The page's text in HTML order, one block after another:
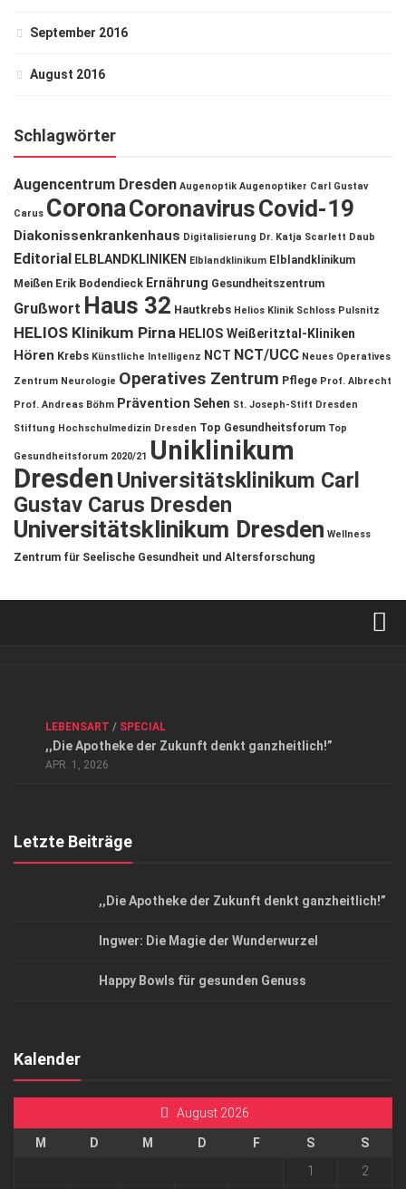
September 2016
August 2016
Schlagwörter
Augencentrum Dresden Augenoptik Augenoptiker Carl Gustav
Carus CoronaCoronavirusCovid-19
Diakonissenkrankenhaus Digitalisierung Dr. Katja Scarlett Daub
Editorial ELBLANDKLINIKEN Elblandklinikum Elblandklinikum
Meißen Erik Bodendieck Ernährung Gesundheitszentrum
Grußwort Haus 32 Hautkrebs Helios Klinik Schloss Pulsnitz
HELIOS Klinikum Pirna HELIOS Weißeritztal-Kliniken
Hören Krebs Künstliche Intelligenz NCT NCT/UCC Neues Operatives
Zentrum Neurologie Operatives Zentrum Pflege Prof. Albrecht
Prof. Andreas Böhm Prävention Sehen St. Joseph-Stift Dresden
Stiftung Hochschulmedizin Dresden Top Gesundheitsforum Top
Gesundheitsforum 2020/21 Uniklinikum
DresdenUniversitätsklinikum Carl
Gustav Carus Dresden
Universitätsklinikum Dresden Wellness
Zentrum für Seelische Gesundheit und Altersforschung
Datenschutzerklärung
Top Magazin Dresden / Ostsachsen
LEBENSART / SPECIAL
,,Die Apotheke der Zukunft denkt ganzheitlich!”
APR. 1, 2026
Letzte Beiträge
,,Die Apotheke der Zukunft denkt ganzheitlich!”
Ingwer: Die Magie der Wunderwurzel
Happy Bowls für gesunden Genuss
Kalender
August 2026
M D M D F S
S
1
2